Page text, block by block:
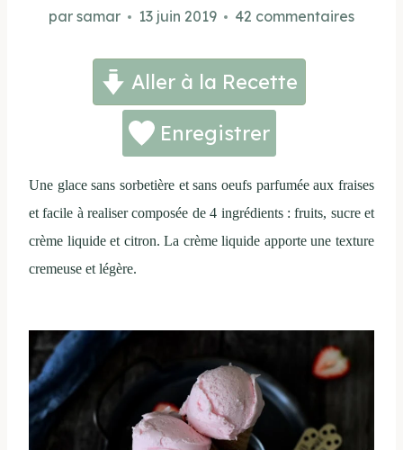
par samar 13 juin 2019 42 commentaires
Aller à la Recette
Enregistrer
Une glace sans sorbetière et sans oeufs parfumée aux fraises
et facile à realiser composée de 4 ingrédients : fruits, sucre et
crème liquide et citron. La crème liquide apporte une texture
cremeuse et légère.